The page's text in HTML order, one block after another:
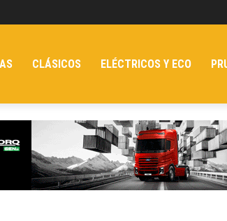
CLÁSICOS ELÉCTRICOS Y ECO